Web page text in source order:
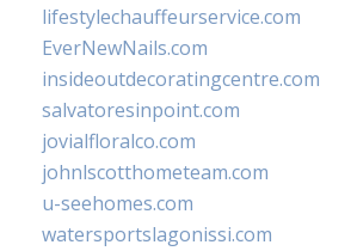
lifestylechauffeurservice.com
EverNewNails.com
insideoutdecoratingcentre.com
salvatoresinpoint.com
jovialfloralco.com
johnlscotthometeam.com
u-seehomes.com
watersportslagonissi.com